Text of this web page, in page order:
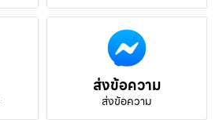
ส่งข้อความ
ส่งข้อความ